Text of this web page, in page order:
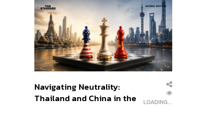
ส่วนยุทธศาสตร์ไทย –
อินโดนีเซีย
Navigating Neutrality:
Thailand and China in the
LOADING...